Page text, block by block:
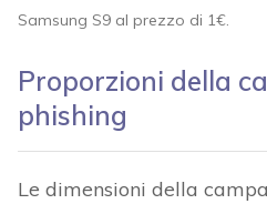
Samsung S9 al prezzo di 1€.
Proporzioni della
phishing
Le dimensioni della